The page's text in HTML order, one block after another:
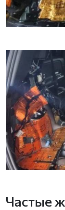
Частые